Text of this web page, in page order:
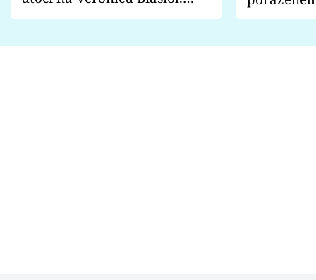
Proč je podle nich falešná a
fanoušci